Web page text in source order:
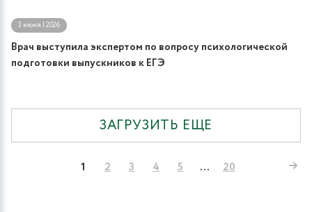
3 июня | 2026
Врач выступила экспертом по вопросу психологической
подготовки выпускников к ЕГЭ
ЗАГРУЗИТЬ ЕЩЕ
1 2 3 4 5 ... 20